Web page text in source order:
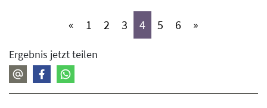
« 1 (aktiv)
2 (aktiv)
3 (aktiv)
4(aktiv)
5 (aktiv)
6 (aktiv)
»
Ergebnis jetzt teilen